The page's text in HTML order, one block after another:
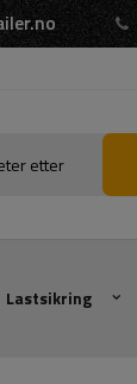
Lastsikring